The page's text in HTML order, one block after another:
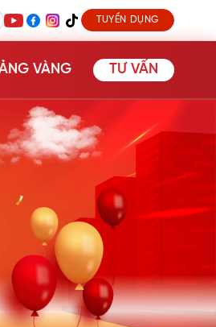
TUYỂN DỤNG
VÀNG TƯ VẤN